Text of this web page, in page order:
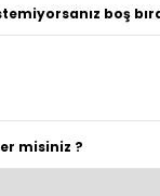
boş
misiniz ?